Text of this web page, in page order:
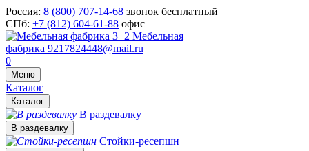
Россия: 8 (800) 707-14-68 звонок бесплатный
СПб: +7 (812) 604-61-88 офис
Мебельная
фабрика 9217824448@mail.ru
0
Меню
Каталог
Каталог
В раздевалку
В раздевалку
Стойки-ресепшн